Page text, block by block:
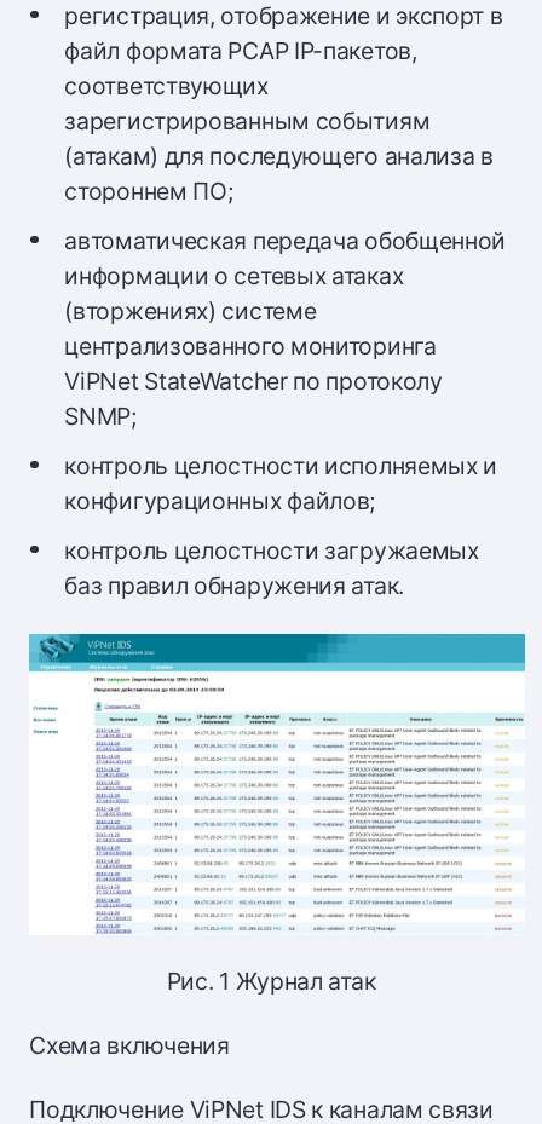
регистрация, отображение и экспорт в
файл формата PCAP IP-пакетов,
соответствующих
зарегистрированным событиям
(атакам) для последующего анализа в
стороннем ПО;
автоматическая передача обобщенной
информации о сетевых атаках
(вторжениях) системе
централизованного мониторинга
ViPNet StateWatcher по протоколу
SNMP;
контроль целостности исполняемых и
конфигурационных файлов;
контроль целостности загружаемых
баз правил обнаружения атак.
Рис. 1 Журнал атак
Схема включения
Подключение ViPNet IDS к каналам связи